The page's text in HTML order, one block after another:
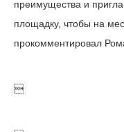
преимущества и
площадку, чтобы на
прокомментировал
